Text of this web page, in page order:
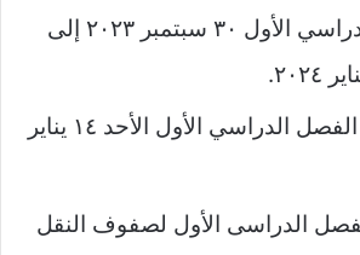
بدء الفصل الدراسي الأول ٣٠ سبتمبر ٢٠٢٣ إلى
بدء امتحانات الفصل الدراسي الأول الأحد ١٤ يناير
الدراسى الأول لصفوف النقل